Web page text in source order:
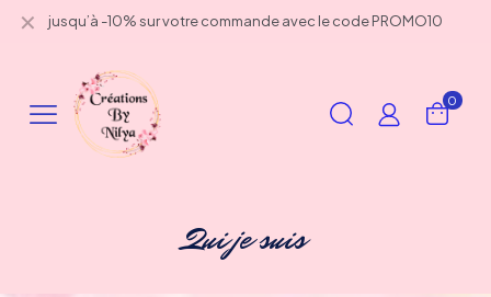
jusqu’à -10% sur votre commande avec le code PROMO10
✕
0
Qui je suis